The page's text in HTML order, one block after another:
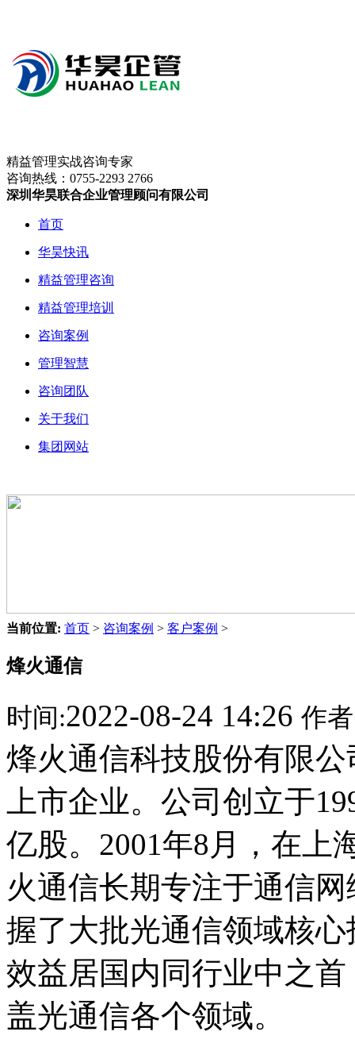
精益管理实战咨询专家
咨询热线： 0755-2293 2766
深圳华昊联合企业管理顾问有限公司
首页
华昊快讯
精益管理咨询
精益管理培训
咨询案例
管理智慧
咨询团队
关于我们
集团网站
当前位置: 首页 > 咨询案例 > 客户案例 >
烽火通信
时间:2022-08-24 14:26 作
烽火通信科技股份有限
上市企业。公司创立于
亿股。2001年8月，在上
火通信长期专注于通信
握了大批光通信领域核
效益居国内同行业中之
盖光通信各个领域。